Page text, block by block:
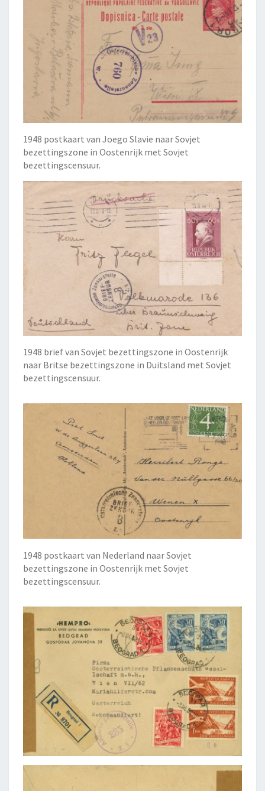
1948 postkaart van Joego Slavie naar Sovjet
bezettingszone in Oostenrijk met Sovjet
bezettingscensuur.
1948 brief van Sovjet bezettingszone in Oostenrijk
naar Britse bezettingszone in Duitsland met Sovjet
bezettingscensuur.
1948 postkaart van Nederland naar Sovjet
bezettingszone in Oostenrijk met Sovjet
bezettingscensuur.